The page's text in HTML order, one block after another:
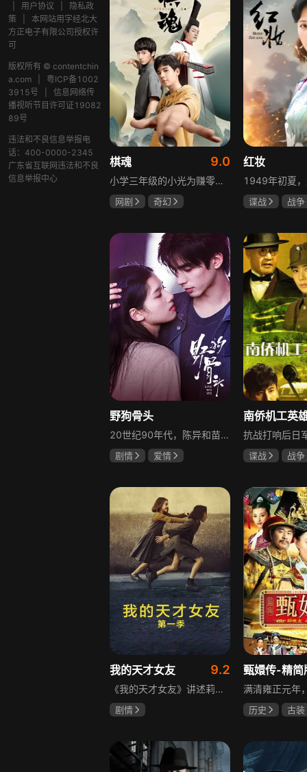
用户协议
隐私政
策
本网站用字经北大
方正电子有限公司授权许
可
版权所有 © contentchin
a.com
粤ICP备1002
3915号
信息网络传
播视听节目许可证19082
89号
违法和不良信息举报电
话：400-0000-2345
广东省互联网违法和不良
信息举报中心
棋魂 9.0
小学三年级的小光为赚零用钱到爷爷家寻宝，偶然翻出旧棋盘，接触棋盘的一瞬间，附身棋盘中的棋士褚嬴的灵魂进入了小光体内。后来小光在学校围棋会所结识少年天才小亮，为测试褚嬴实力，小光贸然与小亮对弈并小胜，他误以为褚嬴棋力平平，小亮却大受打击。数日后小亮再次挑战，再次惨败在褚嬴手下，二人从此成了相爱相杀的棋坛宿敌。在褚嬴指导下，小光进步神速，逐渐对围棋产生兴趣，最终在全国大赛与小亮激战中，褚嬴下出绝妙一局，小光却看出更高一着，终于在自己努力、褚嬴帮助和与小亮的磨练中，独立对弈，燃起真正的棋魂。
网剧
奇幻
红妆
谍战
战争
野狗骨头
20世纪90年代，陈异和苗靖因父母相识结缘，从充满敌意到彼此依靠，后因家庭变故不得不相依为命。大学时苗靖告白，陈异却因纵火案逼她离开藤城。多年后重逢，陈异为保护苗靖以身入局，两人并肩对抗走私团伙，最终陈异告白，两人终成眷属。
剧情
爱情
谍战
战争
我的天才女友 9.2
《我的天才女友》讲述莉拉和莱侬这对好朋友的童年与少年时代。故事从友情开始，描绘女性友情的微妙变化——她们相互支持、妒忌和猜疑，又不断向外拓展，在与外部世界的试探中为自己塑形。莉拉聪明漂亮，莱侬羡慕她的天赋与决断力，两人都视对方为隐秘镜子，暗暗角力，展现女性成长中的复杂关系与自我探寻。
剧情
玛格丽塔·马祖可
甄嬛传-精简
历史
古装